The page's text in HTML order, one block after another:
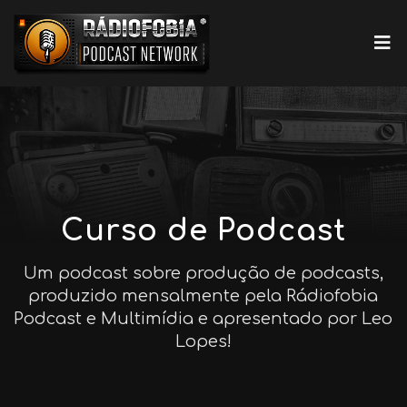
Curso de Podcast
Um podcast sobre produção de podcasts,
produzido mensalmente pela Rádiofobia
Podcast e Multimídia e apresentado por Leo
Lopes!